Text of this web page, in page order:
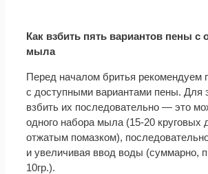
Как взбить пять вариантов пены с
мыла
Перед началом бритья рекомендуем
с доступными вариантами пены. Для
взбить их последовательно — это
одного набора мыла (15-20 круговых
отжатым помазком),
и увеличивая ввод воды (суммарно,
10гр.).